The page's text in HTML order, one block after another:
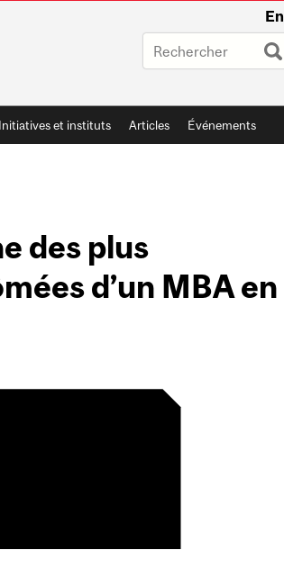
En
Initiatives et instituts Articles Événements
des plus
d’un MBA en